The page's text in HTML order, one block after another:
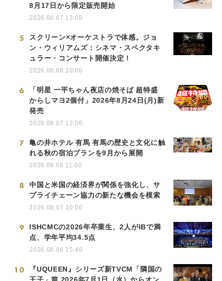
8月17日から限定販売開始
2026.08.07 13:00
5
スクリーン×オーケストラで体感。ジョ
ン・ウィリアムズ：シネマ・スペクタキ
ュラー・コンサート開催決定！
2026.08.08 10:00
6
「明星 一平ちゃん夜店の焼そば 超特盛
からしマヨ2個付」2026年8月24日(月)新
発売
2026.08.07 13:00
7
亀の井ホテル 有馬 有馬の歴史と文化に触
れる秋の宿泊プランを9月から展開
2026.08.06 11:00
8
中国と米国の経済界が関係を強化し、サ
プライチェーン協力の新たな機会を模索
2026.08.07 10:00
9
ISHCMCの2026年卒業生、2人がIBで満
点、学年平均34.5点
2026.08.06 15:40
10
『UQUEEN』シリーズ新TVCM「隣国の